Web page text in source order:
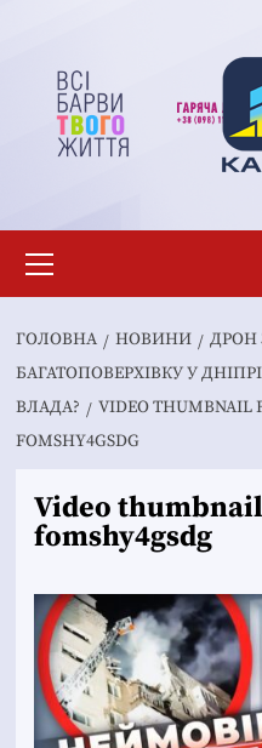
вмісту
меню
ГОЛОВНА НОВИНИ
ДРОН
БАГАТОПОВЕРХІВКУ У
ВЛАДА?
VIDEO THUMBNAIL
FOMSHY4GSDG
Video
fomshy4gsdg